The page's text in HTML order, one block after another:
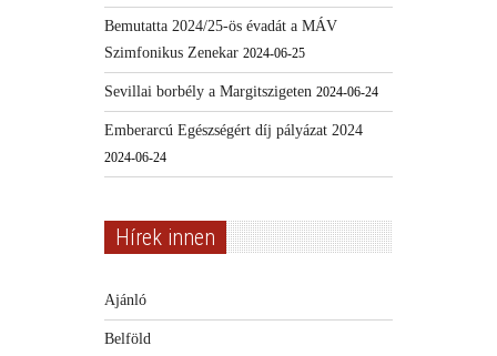
Bemutatta 2024/25-ös évadát a MÁV
Szimfonikus Zenekar 2024-06-25
Sevillai borbély a Margitszigeten 2024-06-24
Emberarcú Egészségért díj pályázat 2024
2024-06-24
Hírek innen
Ajánló
Belföld